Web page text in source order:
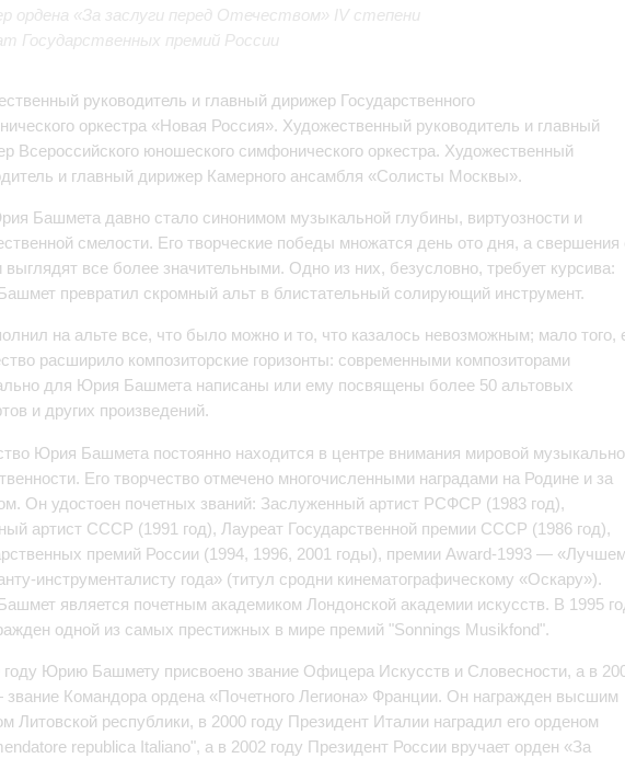
ордена «За заслуги перед Отечеством» IV степени
Государственных премий России
руководитель и главный дирижер Государственного
оркестра «Новая Россия». Художественный руководитель и главный
Всероссийского юношеского симфонического оркестра. Художественный
и главный дирижер Камерного ансамбля «Солисты Москвы».
Башмета давно стало синонимом музыкальной глубины, виртуозности и
смелости. Его творческие победы множатся день ото дня, а свершения
выглядят все более значительными. Одно из них, безусловно, требует курсива:
превратил скромный альт в блистательный солирующий инструмент.
на альте все, что было можно и то, что казалось невозможным; мало того,
расширило композиторские горизонты: современными композиторами
для Юрия Башмета написаны или ему посвящены более 50 альтовых
и других произведений.
Юрия Башмета постоянно находится в центре внимания мировой
Его творчество отмечено многочисленными наградами на Родине и за
Он удостоен почетных званий: Заслуженный артист РСФСР (1983 год),
артист СССР (1991 год), Лауреат Государственной премии СССР (1986 год),
премий России (1994, 1996, 2001 годы), премии Аward-1993 —
инструменталисту года» (титул сродни кинематографическому «Оскару»).
является почетным академиком Лондонской академии искусств. В 1995
одной из самых престижных в мире премий "Sonnings Musikfond".
году Юрию Башмету присвоено звание Офицера Искусств и Словесности, а в
звание Командора ордена «Почетного Легиона» Франции. Он награжден высшим
Литовской республики, в 2000 году Президент Италии наградил его орденом
republica Italiano", а в 2002 году Президент России вручает орден «За